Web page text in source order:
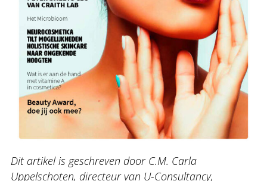
Dit artikel is geschreven door C.M. Carla
Uppelschoten, directeur van U-Consultancy,